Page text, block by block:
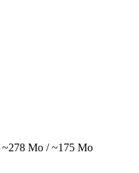
~278 Mo / ~175 Mo